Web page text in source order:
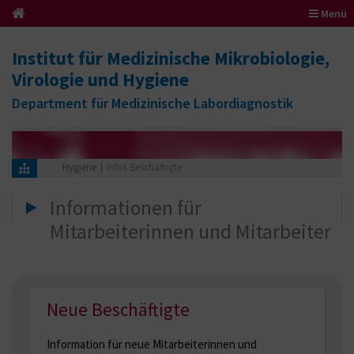
Menü
Institut für Medizinische Mikrobiologie,
Virologie und Hygiene
Department für Medizinische Labordiagnostik
Hygiene Infos Beschäftigte
Informationen für
Mitarbeiterinnen und Mitarbeiter
Neue Beschäftigte
Information für neue Mitarbeiterinnen und